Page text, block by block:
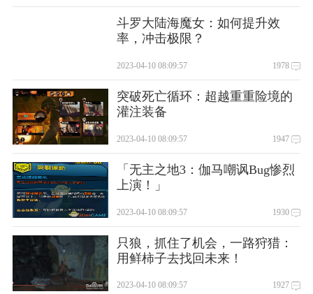
极致弹幕，酷炫战机，让你享受前所未有的战争视听盛宴;
与雷霆战机和雷电战机完全不一样的射击体验。
更新日志
v3.3.0
斗罗大陆海魔女：如何提升效
率，冲击极限？
2023-04-10 08:09:57 1978
突破死亡循环：超越重重险境的
灌注装备
2023-04-10 08:09:57 1947
「无主之地3：伽马嘲讽Bug惨烈
上演！」
2023-04-10 08:09:57 1930
只狼，抓住了机会，一路狩猎：
用鲜柿子去找回未来！
2023-04-10 08:09:57 1927